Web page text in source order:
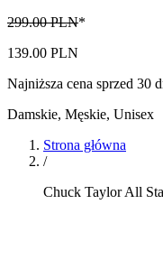
299.00 PLN*
139.00 PLN
Najniższa cena sprzed 30
Damskie, Męskie, Unisex
Strona główna
/
Chuck Taylor All